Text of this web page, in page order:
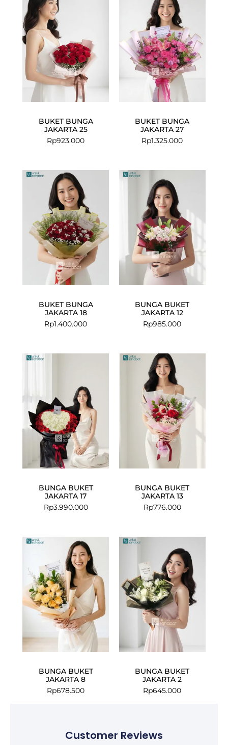
BUKET BUNGA
JAKARTA 25
Rp923.000
BUKET BUNGA
JAKARTA 27
Rp1.325.000
BUKET BUNGA
JAKARTA 18
Rp1.400.000
BUNGA BUKET
JAKARTA 12
Rp985.000
BUNGA BUKET
JAKARTA 17
Rp3.990.000
BUNGA BUKET
JAKARTA 13
Rp776.000
BUNGA BUKET
JAKARTA 8
Rp678.500
BUNGA BUKET
JAKARTA 2
Rp645.000
Customer Reviews